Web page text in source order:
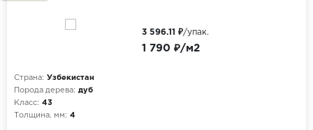
Страна: Узбекистан
Порода дерева: дуб
Класс: 43
Толщина, мм: 4
1 790 ₽/м2
3 596.11 ₽/упак.